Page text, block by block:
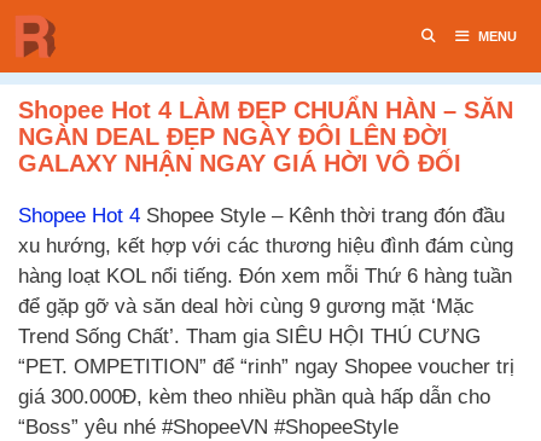
Chuyển
đến
nội
dung
MENU
Shopee Hot 4 LÀM ĐẸP CHUẨN HÀN – SĂN
NGÀN DEAL ĐẸP NGÀY ĐÔI LÊN ĐỜI
GALAXY NHẬN NGAY GIÁ HỜI VÔ ĐỐI
Shopee Hot 4 Shopee Style – Kênh thời trang đón đầu
xu hướng, kết hợp với các thương hiệu đình đám cùng
hàng loạt KOL nổi tiếng. Đón xem mỗi Thứ 6 hàng tuần
để gặp gỡ và săn deal hời cùng 9 gương mặt ‘Mặc
Trend Sống Chất’. Tham gia SIÊU HỘI THÚ CƯNG
“PET. OMPETITION” để “rinh” ngay Shopee voucher trị
giá 300.000Đ, kèm theo nhiều phần quà hấp dẫn cho
“Boss” yêu nhé #ShopeeVN #ShopeeStyle